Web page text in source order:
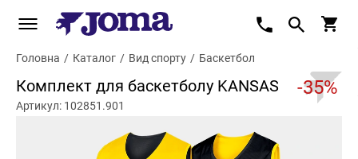
Головна / Каталог / Вид спорту / Баскетбол
Комплект для баскетболу KANSAS -35%
Артикул: 102851.901